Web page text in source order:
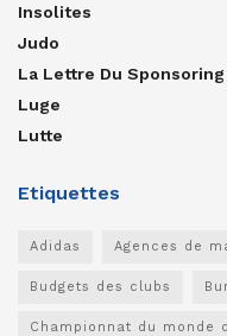
Insolites
Judo
La Lettre Du Sponsoring
Luge
Lutte
Etiquettes
Adidas Agences de
Budgets des clubs
Championnat du monde